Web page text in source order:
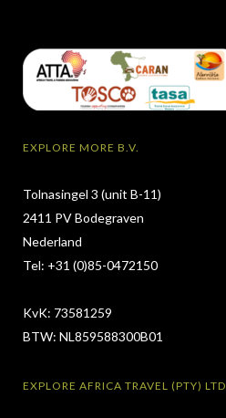
EXPLORE MORE B.V.
Tolnasingel 3 (unit B-11)
2411 PV Bodegraven
Nederland
Tel: +31 (0)85-0472150
KvK: 73581259
BTW: NL859588300B01
EXPLORE AFRICA TRAVEL (PTY) LTD